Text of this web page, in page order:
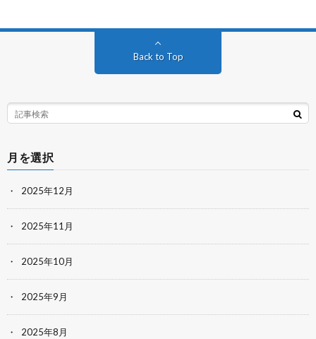
Back to Top
月を選択
2025年12月
2025年11月
2025年10月
2025年9月
2025年8月